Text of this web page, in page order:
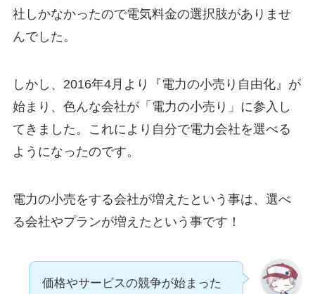
社しかなかったので電気料金の選択肢がありませ
んでした。
しかし、2016年4月より『電力の小売り自由化』が
始まり、色んな会社が「電力の小売り」に参入し
てきました。これにより自分で電力会社を選べる
ようになったのです。
電力の小売をする会社が増えたという事は、選べ
る会社やプランが増えたという事です！
価格やサービスの競争が始まった